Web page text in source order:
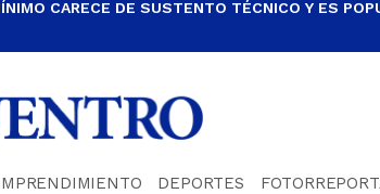
CARECE DE SUSTENTO TÉCNICO Y ES
DEPORTES